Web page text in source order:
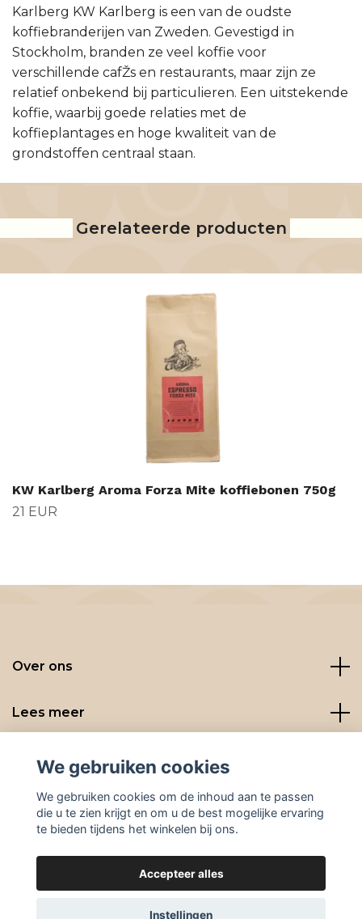
Karlberg KW Karlberg is een van de oudste
koffiebranderijen van Zweden. Gevestigd in
Stockholm, branden ze veel koffie voor
verschillende cafŽs en restaurants, maar zijn ze
relatief onbekend bij particulieren. Een uitstekende
koffie, waarbij goede relaties met de
koffieplantages en hoge kwaliteit van de
grondstoffen centraal staan.
Gerelateerde producten
KW Karlberg Aroma Forza Mite koffiebonen 750g
21 EUR
Over ons
Lees meer
Social media
© 2026 BeanBuddies
We gebruiken cookies
We gebruiken cookies om de inhoud aan te passen
die u te zien krijgt en om u de best mogelijke ervaring
te bieden tijdens het winkelen bij ons.
Accepteer alles
Instellingen